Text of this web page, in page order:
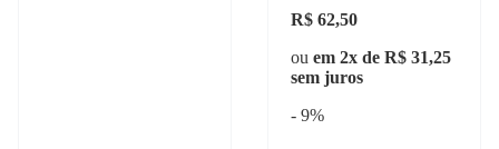
R$ 62,50
ou em 2x de R$ 31,25
sem juros
- 9%